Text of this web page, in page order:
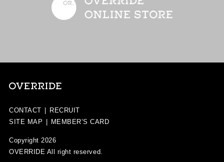
CONTACT
RECRUIT
SITE MAP
MEMBER’S CARD
Copyright 2026
OVERRIDE All right reserved.